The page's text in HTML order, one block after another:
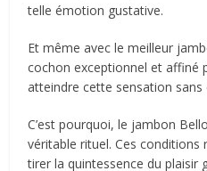
telle émotion gustative.
Et même avec le meilleur
cochon exceptionnel et affiné
atteindre cette sensation sans
C’est pourquoi, le jambon
véritable rituel. Ces conditions
tirer la quintessence du plaisir